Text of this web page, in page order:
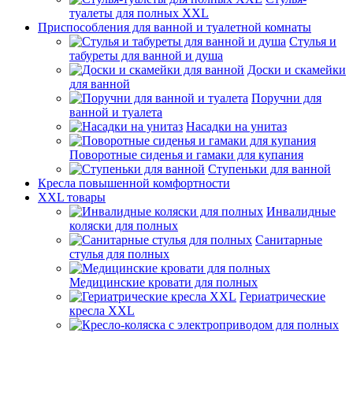
туалеты для полных XXL
Приспособления для ванной и туалетной комнаты
Стулья и
табуреты для ванной и душа
Доски и скамейки
для ванной
Поручни для
ванной и туалета
Насадки на унитаз
Поворотные сиденья и гамаки для купания
Ступеньки для ванной
Кресла повышенной комфортности
XXL товары
Инвалидные
коляски для полных
Санитарные
стулья для полных
Медицинские кровати для полных
Гериатрические
кресла XXL